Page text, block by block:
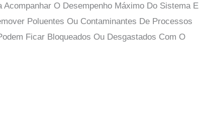
O Desempenho Máximo Do Sistema E
Poluentes Ou Contaminantes De Processos
Ficar Bloqueados Ou Desgastados Com O